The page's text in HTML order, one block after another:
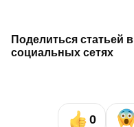
Поделиться статьей в
социальных сетях
0